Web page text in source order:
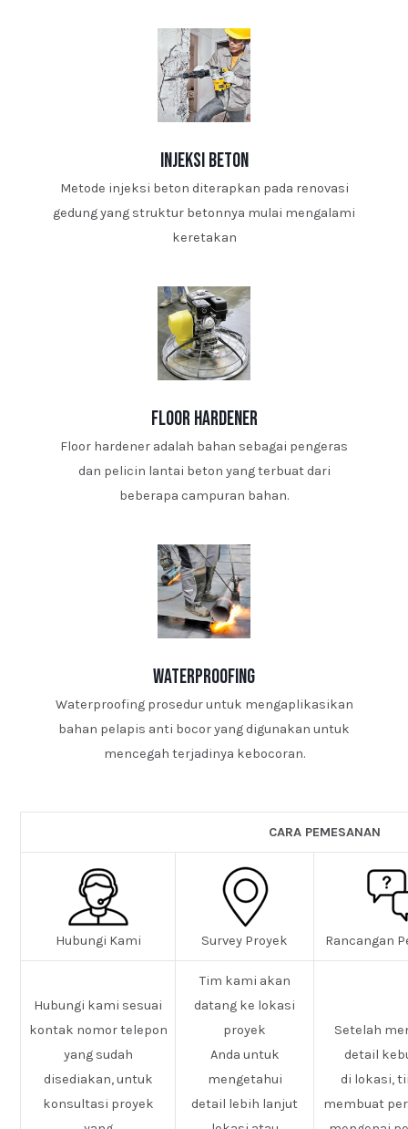
injeksi beton
Metode injeksi beton diterapkan pada renovasi
gedung yang struktur betonnya mulai mengalami
keretakan
floor hardener
Floor hardener adalah bahan sebagai pengeras
dan pelicin lantai beton yang terbuat dari
beberapa campuran bahan.
waterproofing
Waterproofing prosedur untuk mengaplikasikan
bahan pelapis anti bocor yang digunakan untuk
mencegah terjadinya kebocoran.
CARA PEMESANAN
Hubungi Kami Survey Proyek Rancangan
Hubungi kami sesuai
kontak nomor telepon
yang sudah
disediakan, untuk
konsultasi proyek
Tim kami akan
datang ke lokasi
proyek
Anda untuk
mengetahui
detail lebih lanjut
Setelah
detail
di lokasi,
membuat